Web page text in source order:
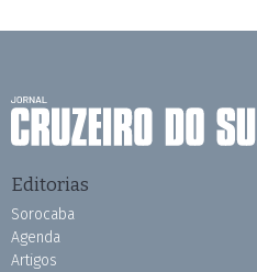
Editorias
Sorocaba
Agenda
Artigos